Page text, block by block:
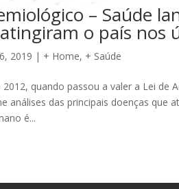
– Saúde
o país nos
2019 | + Home, + Saúde
2012, quando passou a valer a Lei
análises das principais doenças que
é...